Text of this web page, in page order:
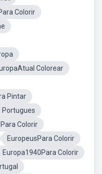
Colorir
Colorear
Pintar
Portugues
Colorir
EuropeusPara Colorir
Europa1940Para Colorir